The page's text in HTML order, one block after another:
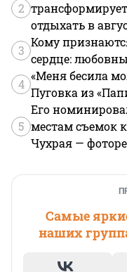
2
отдыхать в
3
Кому
сердце:
4
«Меня бесила
Пуговка из
5
Его
местам съемок
Чухрая —
Самые
наших